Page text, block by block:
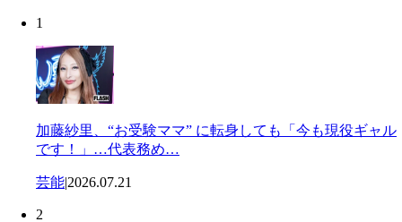
1
加藤紗里、“お受験ママ” に転身しても「今も現役ギャル
です！」…代表務め…
芸能|2026.07.21
2